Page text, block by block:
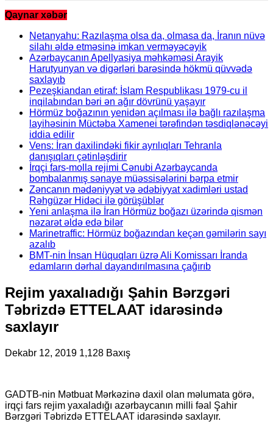
Qaynar xəbər
Netanyahu: Razılaşma olsa da, olmasa da, İranın nüvə
silahı əldə etməsinə imkan verməyəcəyik
Azərbaycanın Apellyasiya məhkəməsi Arayik
Harutyunyan və digərləri barəsində hökmü qüvvədə
saxlayıb
Pezeşkiandan etiraf: İslam Respublikası 1979-cu il
inqilabından bəri ən ağır dövrünü yaşayır
Hörmüz boğazının yenidən açılması ilə bağlı razılaşma
layihəsinin Müctəba Xamenei tərəfindən təsdiqlənəcəyi
iddia edilir
Vens: İran daxilindəki fikir ayrılıqları Tehranla
danışıqları çətinləşdirir
İrqçi fars-molla rejimi Cənubi Azərbaycanda
bombalanmış sənaye müəssisələrini bərpa etmir
Zəncanın mədəniyyət və ədəbiyyat xadimləri ustad
Rəhgüzər Hidəci ilə görüşüblər
Yeni anlaşma ilə İran Hörmüz boğazı üzərində qismən
nəzarət əldə edə bilər
Marinetraffic: Hörmüz boğazından keçən gəmilərin sayı
azalıb
BMT-nin İnsan Hüquqları üzrə Ali Komissarı İranda
edamların dərhal dayandırılmasına çağırıb
Rejim yaxalıadığı Şahin Bərzgəri
Təbrizdə ETTELAAT idarəsində
saxlayır
Dekabr 12, 2019 1,128 Baxış
GADTB-nin Mətbuat Mərkəzinə daxil olan məlumata görə,
irqçi fars rejim yaxaladığı azərbaycanın milli fəal Şahir
Bərzgəri Təbrizdə ETTELAAT idarəsində saxlayır.